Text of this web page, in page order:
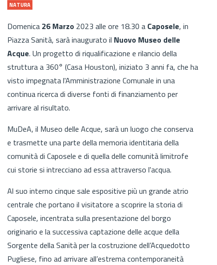
NATURA
Domenica 26 Marzo 2023 alle ore 18.30 a Caposele, in
Piazza Sanità, sarà inaugurato il Nuovo Museo delle
Acque. Un progetto di riqualificazione e rilancio della
struttura a 360° (Casa Houston), iniziato 3 anni fa, che ha
visto impegnata l'Amministrazione Comunale in una
continua ricerca di diverse fonti di finanziamento per
arrivare al risultato.
MuDeA, il Museo delle Acque, sarà un luogo che conserva
e trasmette una parte della memoria identitaria della
comunità di Caposele e di quella delle comunità limitrofe
cui storie si intrecciano ad essa attraverso l'acqua.
Al suo interno cinque sale espositive più un grande atrio
centrale che portano il visitatore a scoprire la storia di
Caposele, incentrata sulla presentazione del borgo
originario e la successiva captazione delle acque della
Sorgente della Sanità per la costruzione dell’Acquedotto
Pugliese, fino ad arrivare all’estrema contemporaneità